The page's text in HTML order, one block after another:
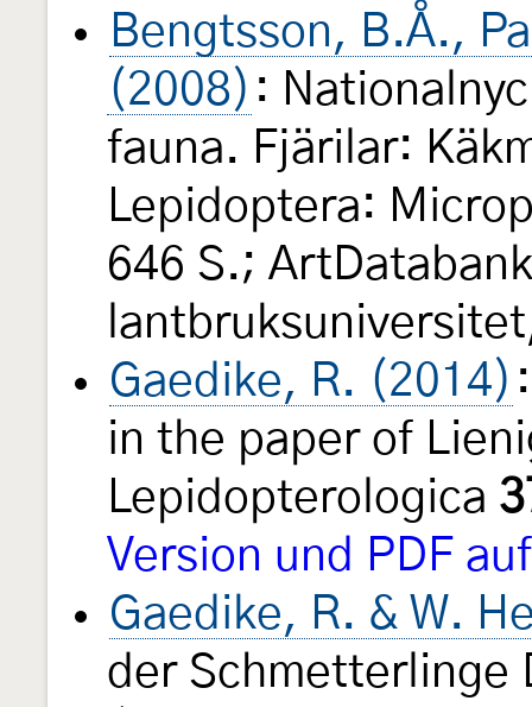
Bengtsson, B.Å.,
(2008) :
fauna. Fjärilar:
Lepidoptera:
646 S.;
Gaedike, R. (2014)
in the paper of
Lepidopterologica
Version und PDF
Gaedike, R. & W.
der Schmetterlinge